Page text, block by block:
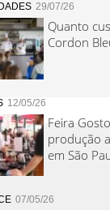
29/07/26
Quanto
Cordon
12/05/26
Feira
produção
em São
07/05/26